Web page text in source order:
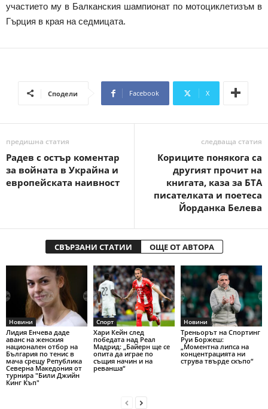
участието му в Балканския шампионат по мотоциклетизъм в
Гърция в края на седмицата.
Сподели Facebook X
предишна статия
Радев с остър коментар
за войната в Украйна и
европейската наивност
следваща статия
Кориците понякога са
другият прочит на
книгата, каза за БТА
писателката и поетеса
Йорданка Белева
СВЪРЗАНИ СТАТИИ ОЩЕ ОТ АВТОРА
Новини
Лидия Енчева даде
аванс на женския
национален отбор на
България по тенис в
мача срещу Република
Северна Македония от
турнира "Били Джийн
Кинг Къп"
Спорт
Хари Кейн след
победата над Реал
Мадрид: „Байерн ще се
опита да играе по
същия начин и на
реванша“
Новини
Треньорът на Спортинг
Руи Боржеш:
„Моментна липса на
концентрацията ни
струва твърде скъпо“